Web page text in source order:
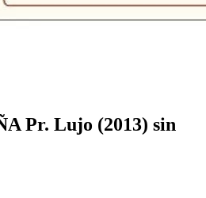
Pr. Lujo (2013) sin